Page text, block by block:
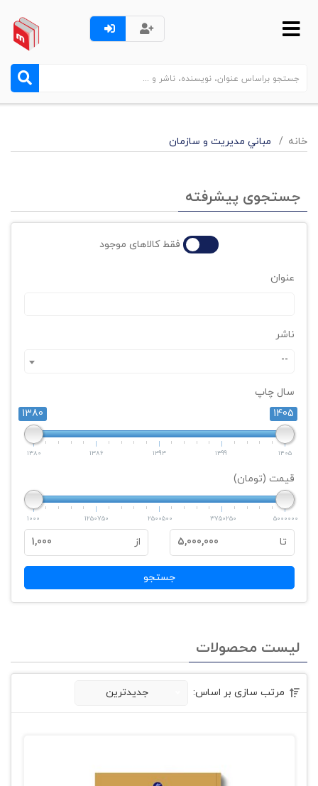
خانه مباني مديريت و سازمان
جستجوی پیشرفته
فقط کالاهای موجود
عنوان
ناشر
--
سال چاپ
1380
1405
1380 1386 1393 1399 1405
قیمت (تومان)
1000 1250750 2500500 3750250 5000000
تا 5,000,000 از 1,000
جستجو
لیست محصولات
مرتب سازی بر اساس: جدیدترین